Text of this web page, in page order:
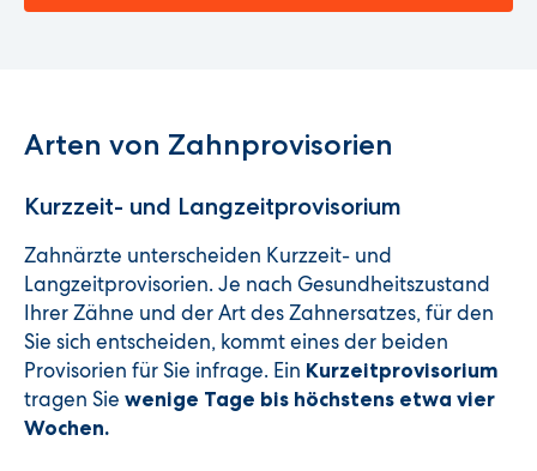
Arten von Zahnprovisorien
Kurzzeit- und Langzeitprovisorium
Zahnärzte unterscheiden Kurzzeit- und
Langzeitprovisorien. Je nach Gesundheitszustand
Ihrer Zähne und der Art des Zahnersatzes, für den
Sie sich entscheiden, kommt eines der beiden
Provisorien für Sie infrage. Ein Kurzeitprovisorium
tragen Sie wenige Tage bis höchstens etwa vier
Wochen.